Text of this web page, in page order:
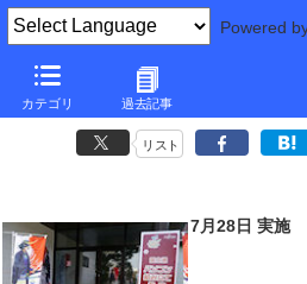
Powered
カテゴリ 過去記事
福島県の富士通アイソテックで
～一体型デスクトップPCの組み
リスト
7月28日 実施